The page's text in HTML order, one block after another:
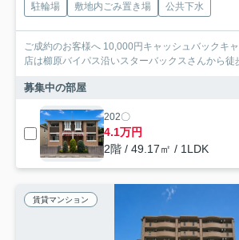
駐輪場 敷地内ごみ置き場 公共下水
ご成約のお客様へ 10,000円キャッシュバックキ
店は櫛原バイパス沿いスターバックスさんから徒
募集中の部屋
202〇
4.1万円
2階 / 49.17㎡ / 1LDK
賃貸マンション